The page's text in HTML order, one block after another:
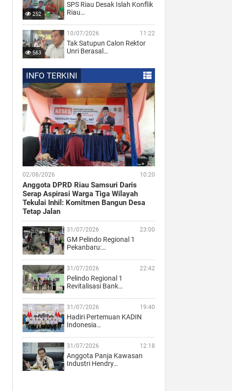
252
SPS Riau Desak Islah Konflik
Riau…
563
10/07/2026 11:22
Tak Satupun Calon Rektor
Unri Berasal…
INFO TERKINI
02/08/2026 10:20
Anggota DPRD Riau Samsuri Daris
Serap Aspirasi Warga Tiga Wilayah
Tekulai Inhil: Komitmen Bangun Desa
Tetap Jalan
31/07/2026 23:00
GM Pelindo Regional 1
Pekanbaru:…
31/07/2026 22:42
Pelindo Regional 1
Revitalisasi Bank…
31/07/2026 19:40
Hadiri Pertemuan KADIN
Indonesia…
31/07/2026 12:18
Anggota Panja Kawasan
Industri Hendry…